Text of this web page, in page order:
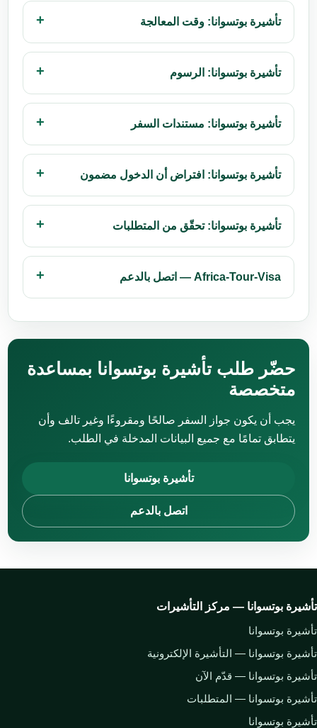
تأشيرة بوتسوانا: وقت المعالجة
تأشيرة بوتسوانا: الرسوم
تأشيرة بوتسوانا: مستندات السفر
تأشيرة بوتسوانا: افتراض أن الدخول مضمون
تأشيرة بوتسوانا: تحقّق من المتطلبات
Africa-Tour-Visa — اتصل بالدعم
حضّر طلب تأشيرة بوتسوانا بمساعدة
متخصصة
يجب أن يكون جواز السفر صالحًا ومقروءًا وغير تالف وأن
يتطابق تمامًا مع جميع البيانات المدخلة في الطلب.
تأشيرة بوتسوانا
اتصل بالدعم
تأشيرة بوتسوانا — مركز التأشيرات
تأشيرة بوتسوانا
تأشيرة بوتسوانا — التأشيرة الإلكترونية
تأشيرة بوتسوانا — قدّم الآن
تأشيرة بوتسوانا — المتطلبات
تأشيرة بوتسوانا